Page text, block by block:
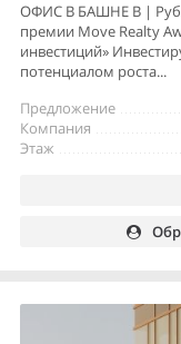
ОФИС В БАШНЕ B |
премии Move Realty
инвестиций»
потенциалом роста...
Предложение
Компания
Этаж